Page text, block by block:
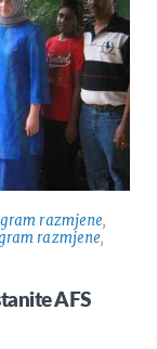
razmjene,
razmjene,
AFS